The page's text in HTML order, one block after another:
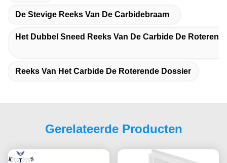
De Stevige Reeks Van De Carbidebraam
Het Dubbel Sneed Reeks Van De Carbide De
Reeks Van Het Carbide De Roterende Dossier
Gerelateerde Producten